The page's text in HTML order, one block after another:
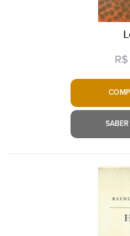
R$